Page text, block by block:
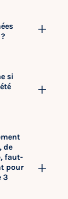
si
de
faut-
pour
3